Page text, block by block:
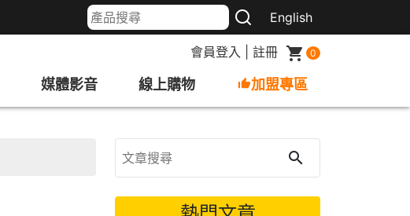
English
會員登入 註冊 0
媒體影音 線上購物 加盟專區